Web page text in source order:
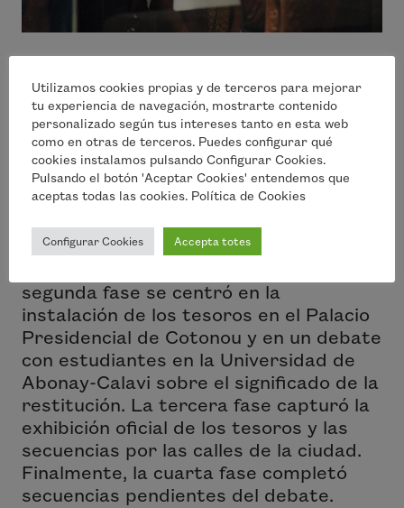
UN DOCUMENTAL QUE DA VOZ A LOS TESOROS Y LOS JÓVENES DE
ÁFRICA
El rodaje se desarrolló en cuatro fases.
La primera documentó la salida de los
tesoros del Museo Quai Branly de París
y su traslado hasta Cotonou. Este
material fue la base de los primeros
segunda fase se centró en la
instalación de los tesoros en el Palacio
Presidencial de Cotonou y en un debate
con estudiantes en la Universidad de
Abonay-Calavi sobre el significado de la
restitución. La tercera fase capturó la
exhibición oficial de los tesoros y las
secuencias por las calles de la ciudad.
Finalmente, la cuarta fase completó
secuencias pendientes del debate.
Utilizamos cookies propias y de terceros para mejorar
tu experiencia de navegación, mostrarte contenido
personalizado según tus intereses tanto en esta web
como en otras de terceros. Puedes configurar qué
cookies instalamos pulsando Configurar Cookies.
Pulsando el botón 'Aceptar Cookies' entendemos que
aceptas todas las cookies. Política de Cookies
Configurar Cookies Accepta totes